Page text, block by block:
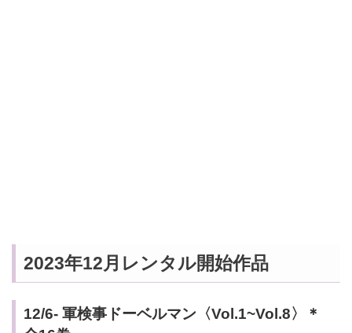
2023年12月レンタル開始作品
12/6- 軍検事ドーベルマン〈Vol.1~Vol.8〉＊